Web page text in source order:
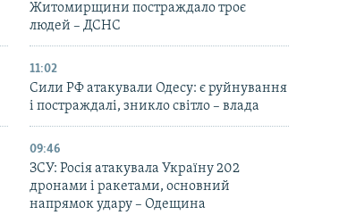
Житомирщини постраждало троє
людей – ДСНС
11:02
Сили РФ атакували Одесу: є руйнування
і постраждалі, зникло світло – влада
09:46
ЗСУ: Росія атакувала Україну 202
дронами і ракетами, основний
напрямок удару – Одещина